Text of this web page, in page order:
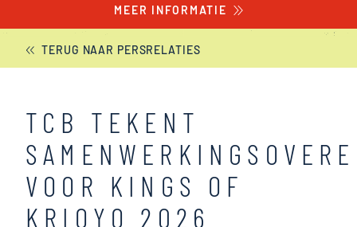
MEER INFORMATIE
TERUG NAAR PERSRELATIES
TCB TEKENT
VOOR KINGS OF
KRIOYO 2026